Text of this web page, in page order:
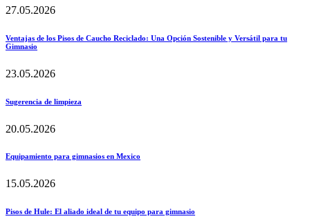
27.05.2026
Ventajas de los Pisos de Caucho Reciclado: Una Opción Sostenible y Versátil para tu
Gimnasio
23.05.2026
Sugerencia de limpieza
20.05.2026
Equipamiento para gimnasios en Mexico
15.05.2026
Pisos de Hule: El aliado ideal de tu equipo para gimnasio